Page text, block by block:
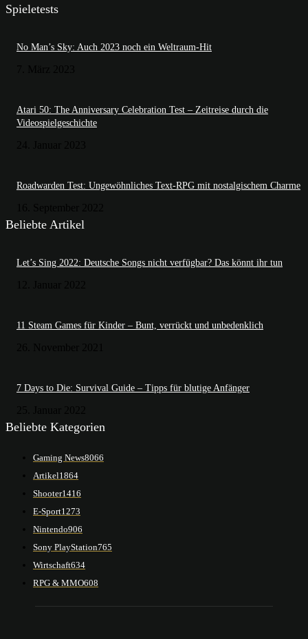
Spieletests
No Man’s Sky: Auch 2023 noch ein Weltraum-Hit
Atari 50: The Anniversary Celebration Test – Zeitreise durch die
Videospielgeschichte
Roadwarden Test: Ungewöhnliches Text-RPG mit nostalgischem Charme
Beliebte Artikel
Let’s Sing 2022: Deutsche Songs nicht verfügbar? Das könnt ihr tun
11 Steam Games für Kinder – Bunt, verrückt und unbedenklich
7 Days to Die: Survival Guide – Tipps für blutige Anfänger
Beliebte Kategorien
Gaming News8066
Artikel1864
Shooter1416
E-Sport1273
Nintendo906
Sony PlayStation765
Wirtschaft634
RPG & MMO608